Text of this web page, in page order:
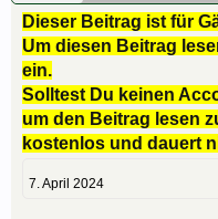
Dieser Beitrag ist für
Um diesen Beitrag
ein.
Solltest Du keinen
um den Beitrag lesen
kostenlos und dauert
7. April 2024